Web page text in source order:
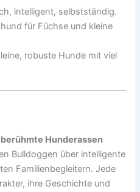
intelligent, selbstständig.
für Füchse und kleine
robuste Hunde mit viel
Hunderassen
Bulldoggen über intelligente
Familienbegleitern. Jede
ihre Geschichte und